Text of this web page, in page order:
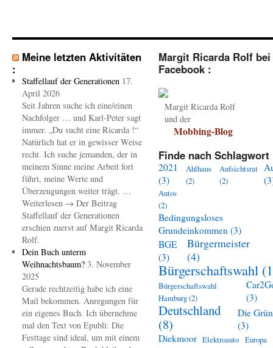
Meine letzten Aktivitäten
:
Staffellauf der Generationen 17.
April 2026
Seit Jahren suche ich eine/einen
Nachfolger … und Karl-Peter sagt
immer. „Du sucht eine Ricarda !“
Natürlich hat er in gewisser Weise
recht. Ich suche jemanden, der in
meinem Sinne meine Arbeit fort
führt, meine Werte und
Überzeugungen weiter trägt. …
Weiterlesen → Der Beitrag
Staffellauf der Generationen
erschien zuerst auf Margit Ricarda
Rolf.
Dein Buch unterm
Weihnachtsbaum? 3. November
2025
Gerade rechtzeitig habe ich eine
Mail bekommen. Anregungen für
ein eigenes Buch. Ich übernehme
mal den Text von Epubli: Die
Festtage sind ideal, um mit einem
Margit Ricarda Rolf bei
Facebook :
Margit Ricarda Rolf
und der
Mobbing-Blog
Finde nach Schlagwort
2021
(3)
Ahlhaus
(2)
Aufsichtsrat
(2)
Autos
(2)
Bedingungsloses
Grundeinkommen (3)
BGE
(3)
Bürgermeister
(4)
Bürgerschaftswahl
Bürgerschaftswahl
Hamburg(2)
(3)
Deutschland
(8)
Die
(3)
Diekmoor Elektroauto Europa